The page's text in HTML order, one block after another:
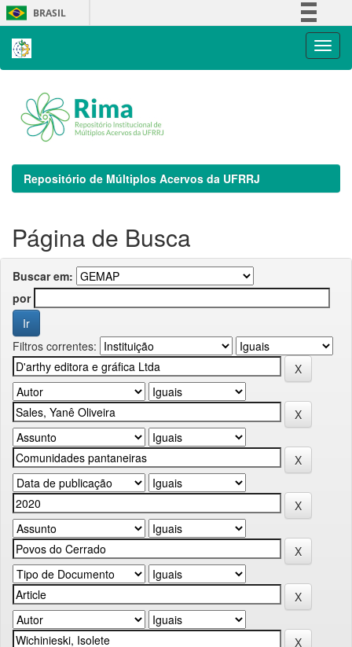
Skip
navigation
BRASIL
Repositório de Múltiplos Acervos da UFRRJ
Página de Busca
Buscar em:
por
Filtros correntes: